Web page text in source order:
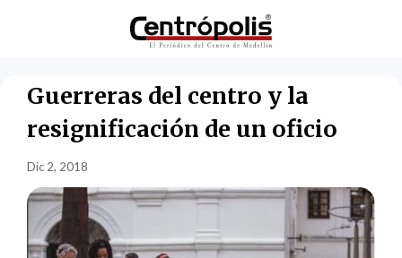
Guerreras del centro y la
resignificación de un oficio
Dic 2, 2018